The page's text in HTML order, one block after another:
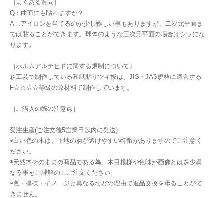
［よくある質問］
Q：曲面にも貼れますか？
A：アイロンを当てるのが少し難しい事もありますが、二次元平面ま
では貼ることができます。球体のような三次元平面の場合はシワにな
ります。
［ホルムアルデヒドに関する規制について］
森工芸で制作している和紙貼りツキ板は、JIS・JAS規格に適合する
F☆☆☆☆等級の原材料で制作しています。
［ご購入の際の注意点］
受注生産(ご注文後5営業日以内に発送)
◉白い色の木は、下地の柄が透けやすい特徴がありますのでご注意く
ださい。
◉天然木そのままの商品である為、木目模様や色味が画像とは多少異
なる事をご理解の上ご注文ください。
◉色・模様・イメージと異なるなどの理由で返品交換を承ることがで
きません。